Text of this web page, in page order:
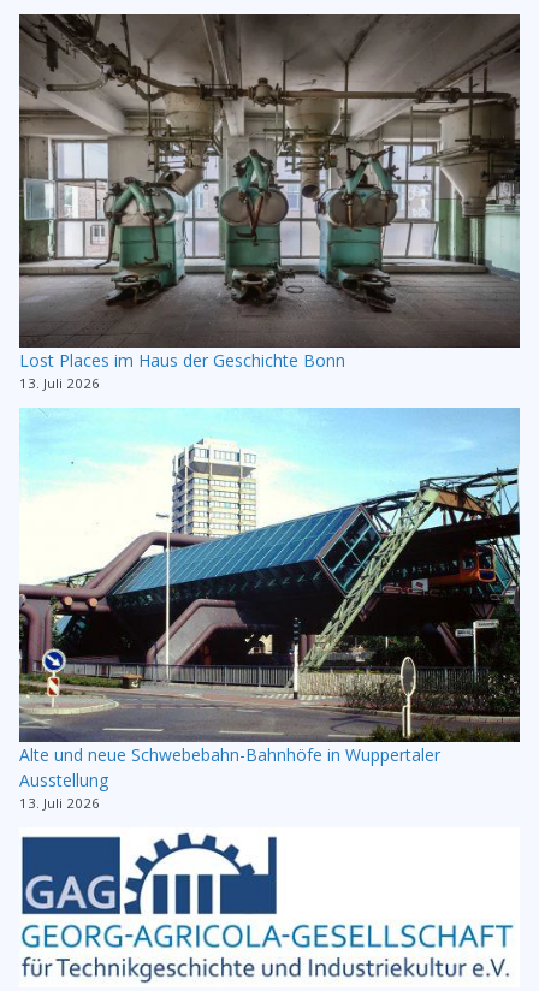
Lost Places im Haus der Geschichte Bonn
13. Juli 2026
Alte und neue Schwebebahn-Bahnhöfe in Wuppertaler
Ausstellung
13. Juli 2026